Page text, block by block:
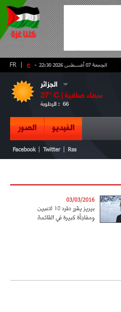
- ع FR الجمعة 07 أغسطس 2026 22:30
الجزائر
27° C | سماء صافية
الرطوبة : 66
الفيديو الصور
Facebook Twitter Rss
03/03/2016
بيريز يقرر طرد 10 لاعبين
ومفاجأة كبيرة في القائمة